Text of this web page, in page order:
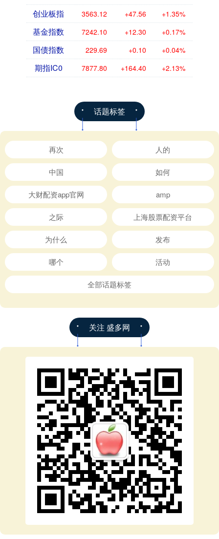
创业板指 3563.12 +47.56 +1.35%
基金指数 7242.10 +12.30 +0.17%
国债指数 229.69 +0.10 +0.04%
期指IC0 7877.80 +164.40 +2.13%
话题标签
再次 人的
中国 如何
大财配资app官网 amp
之际 上海股票配资平台
为什么 发布
哪个 活动
全部话题标签
关注 盛多网